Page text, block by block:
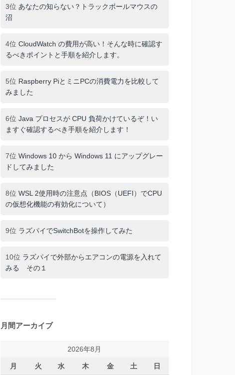
3位 あなたの知らない？トラックボールマウスの
沼
4位 CloudWatch の費用が高い！そんな時に確認す
るべきポイントと手順を紹介します。
5位 Raspberry PiとミニPCの消費電力を比較して
みました
6位 Java プロセスが CPU 負荷かけているぞ！い
ますぐ確認するべき手順を紹介します！
7位 Windows 10 から Windows 11 にアップグレー
ドしてみました
8位 WSL 2使用時の注意点（BIOS（UEFI）でCPU
の仮想化機能の有効化について）
9位 ラズパイでSwitchBotを操作してみた
10位 ラズパイで外部からエアコンの電源を入れて
みる その１
月間アーカイブ
2026年8月
月 火 水 木 金 土 日